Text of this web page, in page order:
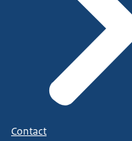
Contact